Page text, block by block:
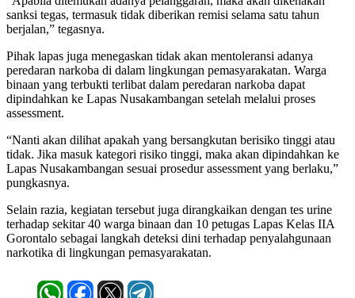
sanksi tegas, termasuk tidak diberikan remisi selama satu tahun
berjalan,” tegasnya.
Pihak lapas juga menegaskan tidak akan mentoleransi adanya
peredaran narkoba di dalam lingkungan pemasyarakatan. Warga
binaan yang terbukti terlibat dalam peredaran narkoba dapat
dipindahkan ke Lapas Nusakambangan setelah melalui proses
assessment.
“Nanti akan dilihat apakah yang bersangkutan berisiko tinggi atau
tidak. Jika masuk kategori risiko tinggi, maka akan dipindahkan ke
Lapas Nusakambangan sesuai prosedur assessment yang berlaku,”
pungkasnya.
Selain razia, kegiatan tersebut juga dirangkaikan dengan tes urine
terhadap sekitar 40 warga binaan dan 10 petugas Lapas Kelas IIA
Gorontalo sebagai langkah deteksi dini terhadap penyalahgunaan
narkotika di lingkungan pemasyarakatan.